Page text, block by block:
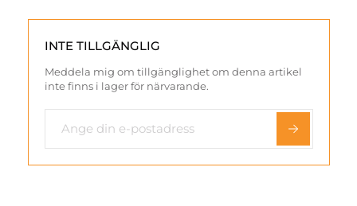
INTE TILLGÄNGLIG
Meddela mig om tillgänglighet om denna artikel
inte finns i lager för närvarande.